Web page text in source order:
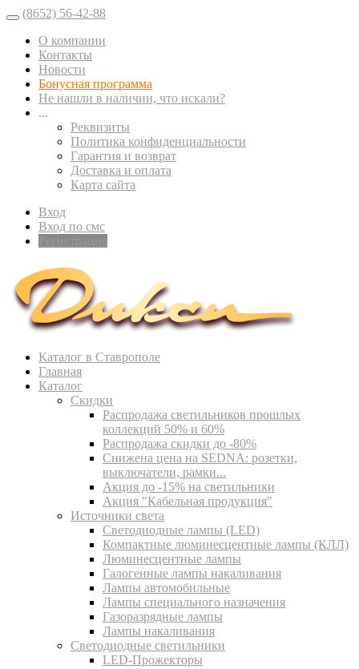
(8652) 56-42-88
О компании
Контакты
Новости
Бонусная программа
Не нашли в наличии, что искали?
...
Реквизиты
Политика конфиденциальности
Гарантия и возврат
Доставка и оплата
Карта сайта
Вход
Вход по смс
Каталог в Ставрополе
Главная
Каталог
Скидки
Распродажа светильников прошлых
коллекций 50% и 60%
Распродажа скидки до -80%
Cнижена цена на SEDNA: розетки,
выключатели, рамки...
Акция до -15% на светильники
Акция "Кабельная продукция"
Источники света
Светодиодные лампы (LED)
Компактные люминесцентные лампы (КЛЛ)
Люминесцентные лампы
Галогенные лампы накаливания
Лампы автомобильные
Лампы специального назначения
Газоразрядные лампы
Лампы накаливания
Светодиодные светильники
LED-Прожекторы